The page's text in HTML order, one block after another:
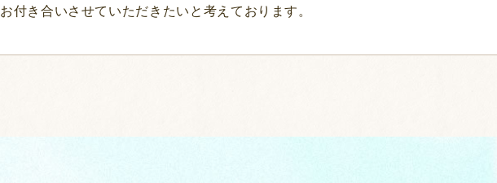
お付き合いさせていただきたいと考えております。